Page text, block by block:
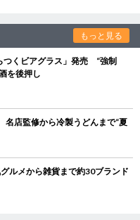
もっと見る
つくビアグラス」発売 “強制
を後押し
店監修から冷製うどんまで“夏
ルメから雑貨まで約30ブランド